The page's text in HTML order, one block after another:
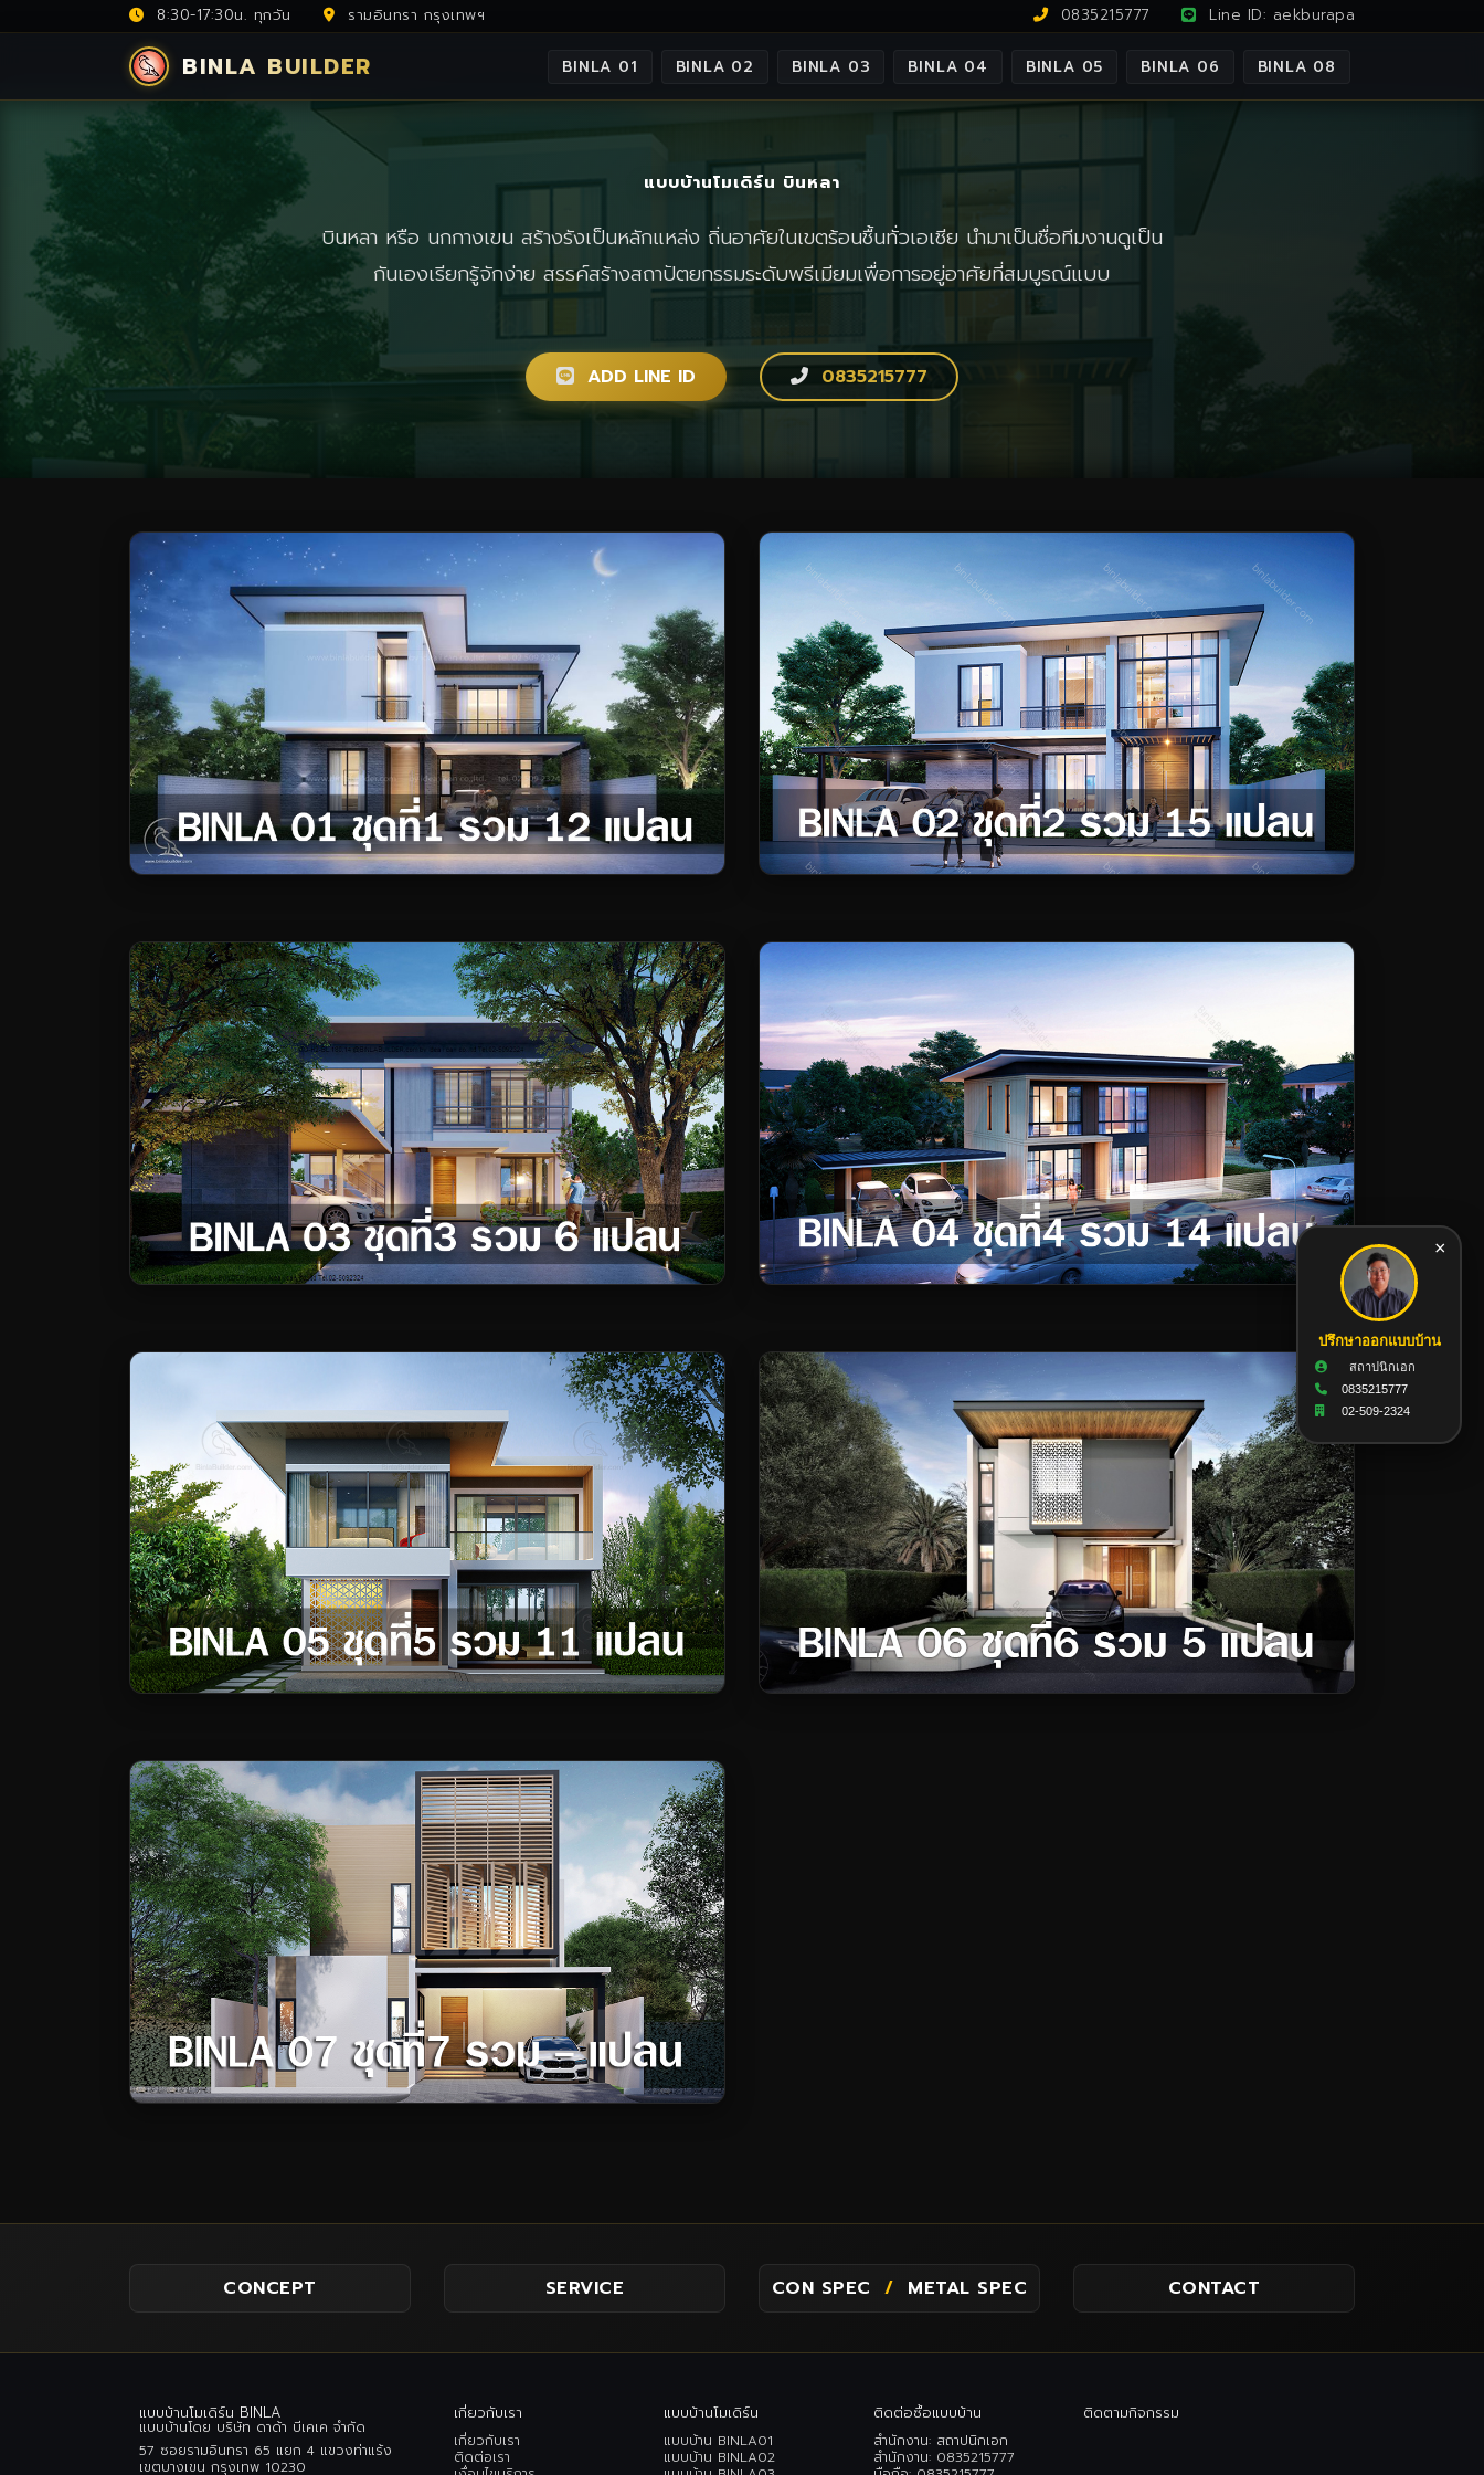
8:30-17:30น. ทุกวัน รามอินทรา กรุงเทพฯ 0835215777 Line ID: aekburapa
BINLA BUILDER BINLA 01 BINLA 02 BINLA 03 BINLA 04 BINLA 05 BINLA 06 BINLA 08
แบบบ้านโมเดิร์น บินหลา
บินหลา หรือ นกกางเขน สร้างรังเป็นหลักแหล่ง ถิ่นอาศัยในเขตร้อนชื้นทั่วเอเชีย นำมาเป็นชื่อทีมงานดูเป็น
กันเองเรียกรู้จักง่าย สรรค์สร้างสถาปัตยกรรมระดับพรีเมียมเพื่อการอยู่อาศัยที่สมบูรณ์แบบ
ADD LINE ID 0835215777
CONCEPT SERVICE CON SPEC / METAL SPEC CONTACT
แบบบ้านโมเดิร์น BINLA
แบบบ้านโดย บริษัท ดาด้า บีเคเค จำกัด
57 ซอยรามอินทรา 65 แยก 4 แขวงท่าแร้ง
เขตบางเขน กรุงเทพ 10230
เกี่ยวกับเรา
เกี่ยวกับเรา
ติดต่อเรา
แบบบ้านโมเดิร์น
แบบบ้าน BINLA01
แบบบ้าน BINLA02
ติดต่อซื้อแบบบ้าน
สำนักงาน: สถาปนิกเอก
สำนักงาน: 0835215777
ติดตามกิจกรรม
×
ปรึกษาออกแบบบ้าน
สถาปนิกเอก
0835215777
02-509-2324